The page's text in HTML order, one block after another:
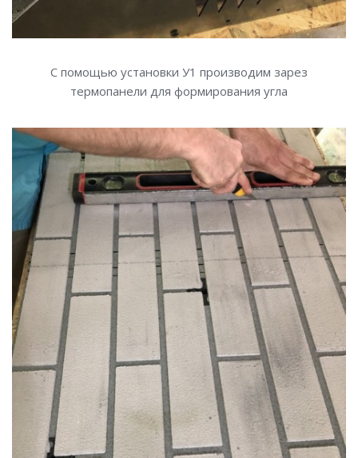
С помощью установки У1 производим зарез
термопанели для формирования угла